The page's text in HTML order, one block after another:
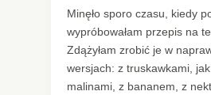
Minęło sporo czasu, kiedy
wypróbowałam przepis na
Zdążyłam zrobić je w
wersjach: z truskawkami,
malinami, z bananem, z